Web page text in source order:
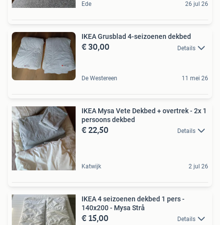
Ede 26 jul 26
IKEA Grusblad 4-seizoenen dekbed
€ 30,00 Details
De Westereen 11 mei 26
IKEA Mysa Vete Dekbed + overtrek - 2x 1
persoons dekbed
€ 22,50 Details
Katwijk 2 jul 26
IKEA 4 seizoenen dekbed 1 pers -
140x200 - Mysa Strå
€ 15,00 Details